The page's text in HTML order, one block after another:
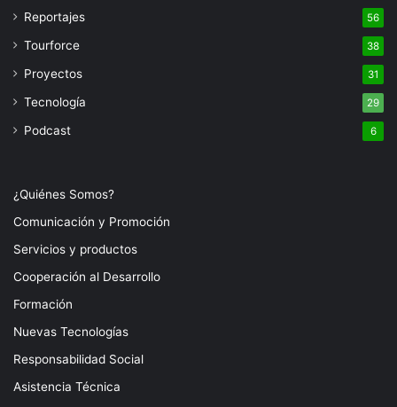
Reportajes 56
Tourforce 38
Proyectos 31
Tecnología 29
Podcast 6
¿Quiénes Somos?
Comunicación y Promoción
Servicios y productos
Cooperación al Desarrollo
Formación
Nuevas Tecnologías
Responsabilidad Social
Asistencia Técnica